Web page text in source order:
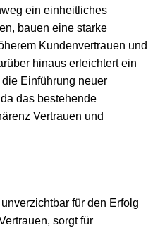
ein einheitliches
bauen eine starke
Kundenvertrauen und
hinaus erleichtert ein
Einführung neuer
das bestehende
Vertrauen und
für den Erfolg
sorgt für